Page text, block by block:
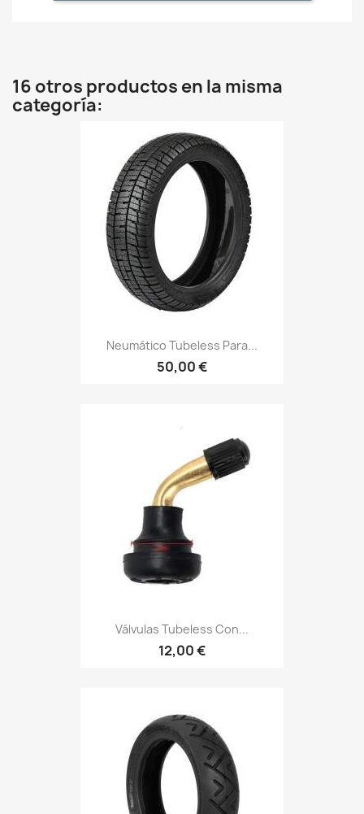
16 otros productos en la misma
categoría:
Neumático Tubeless Para...
50,00 €
Válvulas Tubeless Con...
12,00 €